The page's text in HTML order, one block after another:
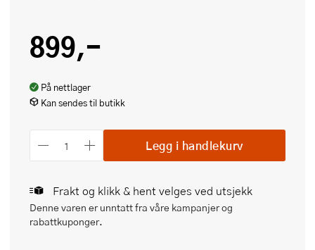
899,-
På nettlager
Kan sendes til butikk
Legg i handlekurv
Frakt og klikk & hent velges ved utsjekk
Denne varen er unntatt fra våre kampanjer og
rabattkuponger.